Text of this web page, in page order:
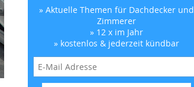
» Aktuelle Themen für Dachdecker und
Zimmerer
» 12 x im Jahr
» kostenlos & jederzeit kündbar